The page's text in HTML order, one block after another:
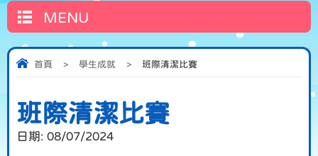
MENU
首頁 > 學生成就 > 班際清潔比賽
班際清潔比賽
日期: 08/07/2024